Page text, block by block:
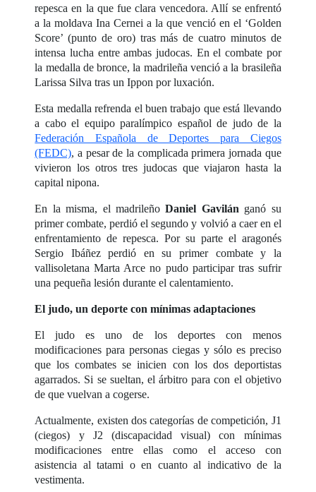
repesca en la que fue clara vencedora. Allí se enfrentó
a la moldava Ina Cernei a la que venció en el ‘Golden
Score’ (punto de oro) tras más de cuatro minutos de
intensa lucha entre ambas judocas. En el combate por
la medalla de bronce, la madrileña venció a la brasileña
Larissa Silva tras un Ippon por luxación.
Esta medalla refrenda el buen trabajo que está llevando
a cabo el equipo paralímpico español de judo de la
Federación Española de Deportes para Ciegos
(FEDC), a pesar de la complicada primera jornada que
vivieron los otros tres judocas que viajaron hasta la
capital nipona.
En la misma, el madrileñoDaniel Gavilán ganó su
primer combate, perdió el segundo y volvió a caer en el
enfrentamiento de repesca. Por su parte el aragonés
Sergio Ibáñez perdió en su primer combate y la
vallisoletana Marta Arce no pudo participar tras sufrir
una pequeña lesión durante el calentamiento.
El judo, un deporte con mínimas adaptaciones
El judo es uno de los deportes con menos
modificaciones para personas ciegas y sólo es preciso
que los combates se inicien con los dos deportistas
agarrados. Si se sueltan, el árbitro para con el objetivo
de que vuelvan a cogerse.
Actualmente, existen dos categorías de competición, J1
(ciegos) y J2 (discapacidad visual) con mínimas
modificaciones entre ellas como el acceso con
asistencia al tatami o en cuanto al indicativo de la
vestimenta.